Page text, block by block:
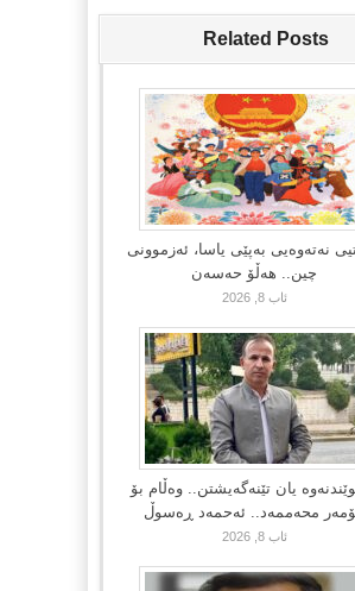
Related Posts
نەتەوەیی بەپێی یاسا، ئەزموونی
چین.. هەڵۆ حەسەن
ئاب 8, 2026
یان تێنەگەیشتن.. وەڵام بۆ
محەممەد.. ئەحمەد ڕەسوڵ
ئاب 8, 2026